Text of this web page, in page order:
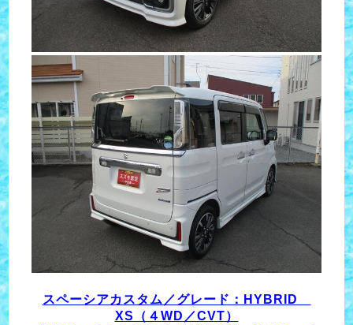
スペーシアカスタム／グレード：HYBRID
XS（４WD／CVT）